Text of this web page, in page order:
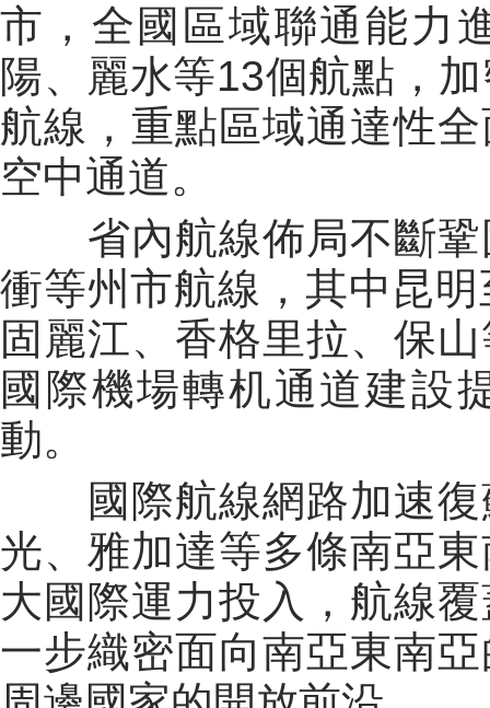
市，全國區域聯通能力
陽、麗水等13個航點，
航線，重點區域通達性
空中通道。
省內航線佈局不斷
衝等州市航線，其中昆
固麗江、香格里拉、保
國際機場轉机通道建設
動。
國際航線網路加速
光、雅加達等多條南亞
大國際運力投入，航線
一步織密面向南亞東南